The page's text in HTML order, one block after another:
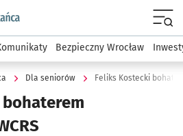
podserwis: Dla mieszkańca
Bezpieczny Wrocław
Dla seniorów Feliks Kostecki